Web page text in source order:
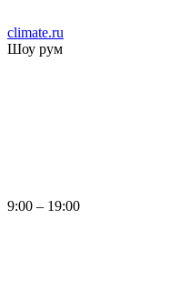
climate.ru
Шоу рум
9:00 – 19:00